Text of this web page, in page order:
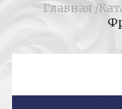
Главная /